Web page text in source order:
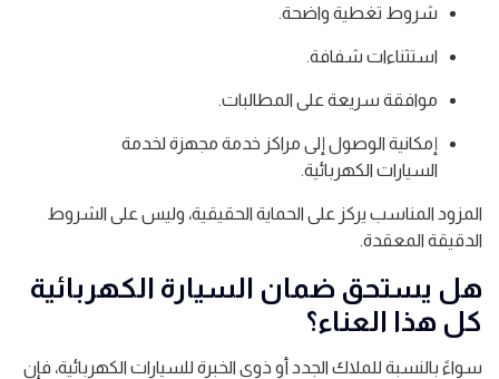
شروط تغطية واضحة.
استثناءات شفافة.
موافقة سريعة على المطالبات.
إمكانية الوصول إلى مراكز خدمة مجهزة لخدمة
السيارات الكهربائية.
المزود المناسب يركز على الحماية الحقيقية، وليس على الشروط
الدقيقة المعقدة.
هل يستحق ضمان السيارة الكهربائية
كل هذا العناء؟
سواءً بالنسبة للملاك الجدد أو ذوي الخبرة للسيارات الكهربائية، فإن